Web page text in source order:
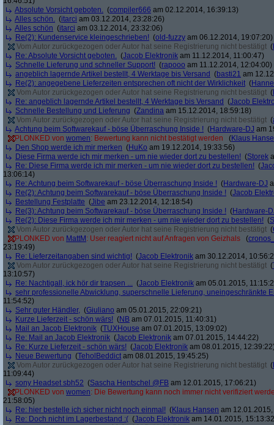
Absolute Vorsicht geboten. (compiler666 am 02.12.2014, 16:39:13)
Alles schön. (itarci am 03.12.2014, 23:28:26)
Alles schön (itarci am 03.12.2014, 23:32:06)
Re(2): Kundenservice kleingeschrieben! (old-fuzzy am 06.12.2014, 19:07:20)
Vom Autor zurückgezogen oder Autor hat seine Registrierung nicht bestätigt (
Re: Absolute Vorsicht geboten. (Jacob Elektronik am 11.12.2014, 11:00:47)
Schnelle Lieferung und schneller Support! (rapooo am 11.12.2014, 12:04:00)
angeblich lagernde Artikel bestellt, 4 Werktage bis Versand (basti21 am
Re(2): angegebene Lieferzeiten entsprechen oft nicht der Wirklichkeit (
Vom Autor zurückgezogen oder Autor hat seine Registrierung nicht bestätigt (
Re: angeblich lagernde Artikel bestellt, 4 Werktage bis Versand (Jacob
Schnelle Bestellung und Lieferung (Zandina am 15.12.2014, 18:59:18)
Vom Autor zurückgezogen oder Autor hat seine Registrierung nicht bestätigt (
Achtung beim Softwarekauf - böse Überraschung Inside ! (Hardware-DJ am
PLONKED von women: Bewertung kann nicht bestätigt werden (Klaus
Den Shop werde ich mir merken (HuKo am 19.12.2014, 19:33:56)
Diese Firma werde ich mir merken - um nie wieder dort zu bestellen! (Storek
Re: Diese Firma werde ich mir merken - um nie wieder dort zu bestellen! (
13:06:14)
Re: Achtung beim Softwarekauf - böse Überraschung Inside ! (Hardware-DJ
Re(2): Achtung beim Softwarekauf - böse Überraschung Inside ! (Jacob
Bestellung Festplatte (Jibe am 23.12.2014, 12:18:54)
Re(3): Achtung beim Softwarekauf - böse Überraschung Inside ! (Hardware-
Re(2): Diese Firma werde ich mir merken - um nie wieder dort zu bestellen! (
Vom Autor zurückgezogen oder Autor hat seine Registrierung nicht bestätigt (
PLONKED von MattM : User reagiert nicht auf Anfragen von Geizhals (
23:19:49)
Re: Lieferzeitangaben sind wichtig! (Jacob Elektronik am 30.12.2014,
Vom Autor zurückgezogen oder Autor hat seine Registrierung nicht bestätigt (
13:10:57)
Re: Nachtigall, ick hör dir trapsen ... (Jacob Elektronik am 05.01.2015,
sehr professionelle Abwicklung, superschnelle Lieferung, uneingeschränkte
11:54:52)
Sehr guter Händler, (Giuliano am 05.01.2015, 22:09:21)
Kurze Lieferzeit - schön wärs! (NB am 07.01.2015, 11:40:31)
Mail an Jacob Elektronik (TUXHouse am 07.01.2015, 13:09:02)
Re: Mail an Jacob Elektronik (Jacob Elektronik am 07.01.2015, 14:44:22)
Re: Kurze Lieferzeit - schön wärs! (Jacob Elektronik am 08.01.2015,
Neue Bewertung (TeholBeddict am 08.01.2015, 19:45:25)
Vom Autor zurückgezogen oder Autor hat seine Registrierung nicht bestätigt (
11:09:44)
sony Headset sbh52 (Sascha Hentschel @FB am 12.01.2015, 17:06:21)
PLONKED von women: Die Bewertung kann noch immer nicht verifiziert
21:58:05)
Re: hier bestelle ich sicher nicht noch einmal! (Klaus Hansen am
Re: Doch nicht im Lagerbestand :( (Jacob Elektronik am 14.01.2015,